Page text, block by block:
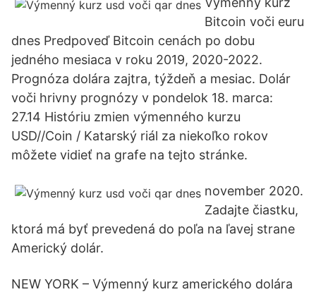
Bitcoin voči euru
dnes Predpoveď Bitcoin cenách po dobu
jedného mesiaca v roku 2019, 2020-2022.
Prognóza dolára zajtra, týždeň a mesiac. Dolár
voči hrivny prognózy v pondelok 18. marca:
27.14 Históriu zmien výmenného kurzu
USD//Coin / Katarský riál za niekoľko rokov
môžete vidieť na grafe na tejto stránke.
november 2020.
Zadajte čiastku,
ktorá má byť prevedená do poľa na ľavej strane
Americký dolár.
NEW YORK – Výmenný kurz amerického dolára